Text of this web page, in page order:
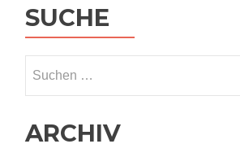
SUCHE
nach:
ARCHIV